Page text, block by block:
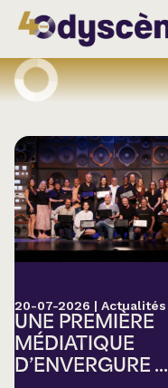
20-07-2026 | Actualités
UNE PREMIÈRE
MÉDIATIQUE
D’ENVERGURE ...